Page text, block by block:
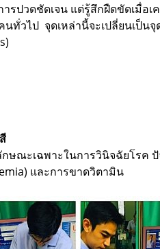
รปวดชัดเจน แต่รู้สึกฝืดขัดเมื่
ทั่วไป จุดเหล่านี้จะเปลี่ยนเป็น
ณะเฉพาะในการวินิจฉัยโรค
และการขาดวิตามิน